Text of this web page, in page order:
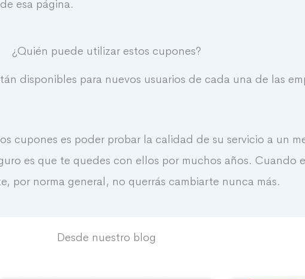
esa página.
¿Quién puede utilizar estos cupones?
disponibles para nuevos usuarios de cada una de las
cupones es poder probar la calidad de su servicio a un
es que te quedes con ellos por muchos años. Cuando
por norma general, no querrás cambiarte nunca más.
Desde nuestro blog